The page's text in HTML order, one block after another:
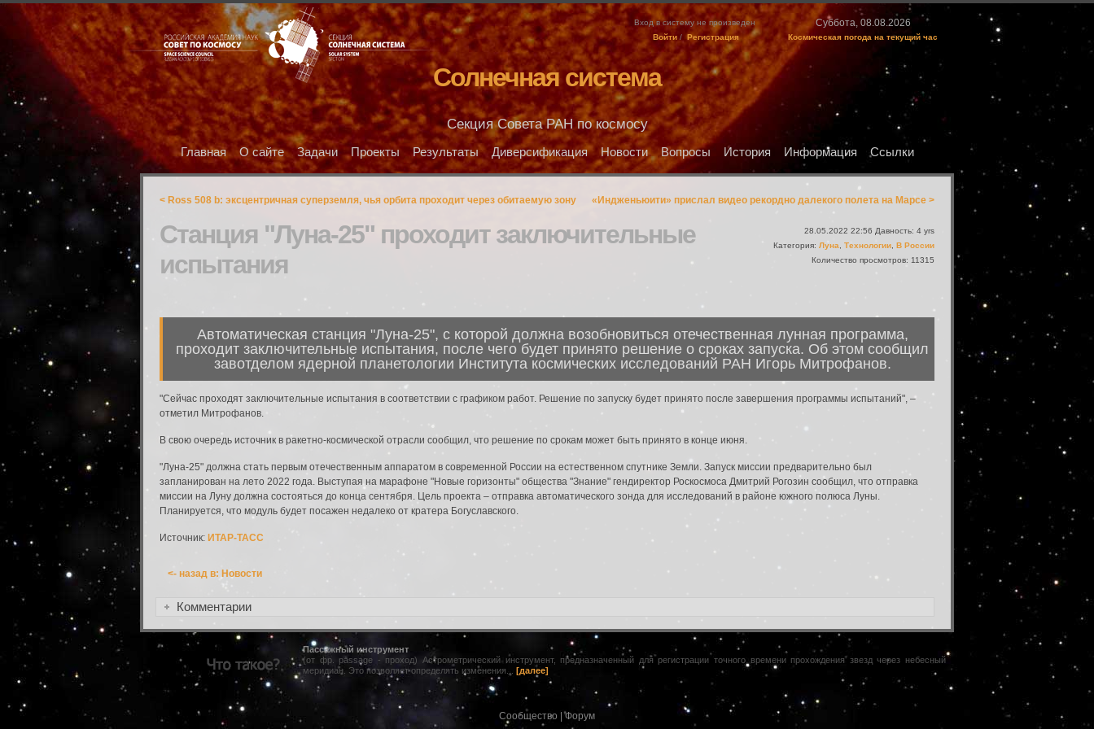
Суббота, 08.08.2026
Космическая погода на текущий час
Вход в систему не произведен
Войти / Регистрация
Солнечная система
Секция Совета РАН по космосу
Главная О сайте Задачи Проекты Результаты Диверсификация Новости Вопросы История Информация Ссылки
«Индженьюити» прислал видео рекордно далекого полета на Марсе >
< Ross 508 b: эксцентричная суперземля, чья орбита проходит через обитаемую зону
28.05.2022 22:56 Давность: 4 yrs
Категория: Луна Технологии В России
Количество просмотров: 11315
Станция "Луна-25" проходит заключительные
испытания
Автоматическая станция "Луна-25", с которой должна возобновиться отечественная лунная программа,
проходит заключительные испытания, после чего будет принято решение о сроках запуска. Об этом сообщил
завотделом ядерной планетологии Института космических исследований РАН Игорь Митрофанов.
"Сейчас проходят заключительные испытания в соответствии с графиком работ. Решение по запуску будет принято после завершения программы испытаний", –
отметил Митрофанов.
В свою очередь источник в ракетно-космической отрасли сообщил, что решение по срокам может быть принято в конце июня.
"Луна-25" должна стать первым отечественным аппаратом в современной России на естественном спутнике Земли. Запуск миссии предварительно был
запланирован на лето 2022 года. Выступая на марафоне "Новые горизонты" общества "Знание" гендиректор Роскосмоса Дмитрий Рогозин сообщил, что отправка
миссии на Луну должна состояться до конца сентября. Цель проекта – отправка автоматического зонда для исследований в районе южного полюса Луны.
Планируется, что модуль будет посажен недалеко от кратера Богуславского.
Источник: ИТАР-ТАСС
<- назад в: Новости
Комментарии
Вход в систему
Введите имя пользователя и пароль для входа в систему:
Вход в систему
Пароль:
Запомнить меня:
Забыли пароль?
Пассажный инструмент
(от фр. passage - проход) Астрометрический инструмент, предназначенный для регистрации точного времени прохождения звезд через небесный
меридиан. Это позволяет определять изменения... [далее]
Сообщество |Форум